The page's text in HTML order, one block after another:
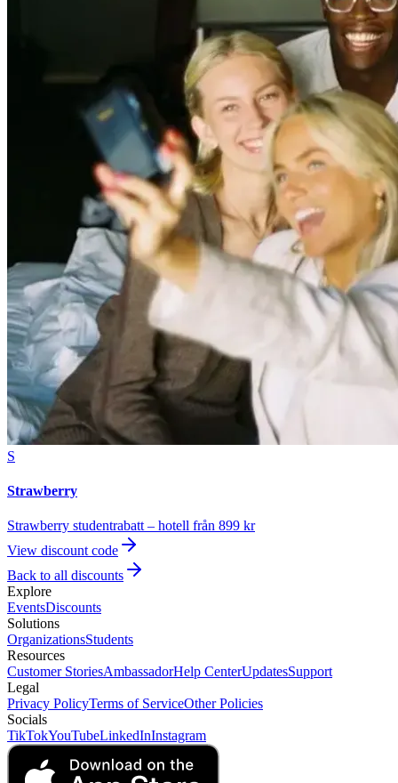
S
Strawberry
Strawberry studentrabatt – hotell från 899 kr
View discount code
Back to all discounts
Explore
EventsDiscounts
Solutions
OrganizationsStudents
Resources
Customer StoriesAmbassadorHelp CenterUpdatesSupport
Legal
Privacy PolicyTerms of ServiceOther Policies
Socials
TikTokYouTubeLinkedInInstagram